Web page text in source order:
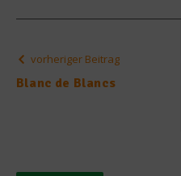
vorheriger Beitrag
Blanc de Blancs